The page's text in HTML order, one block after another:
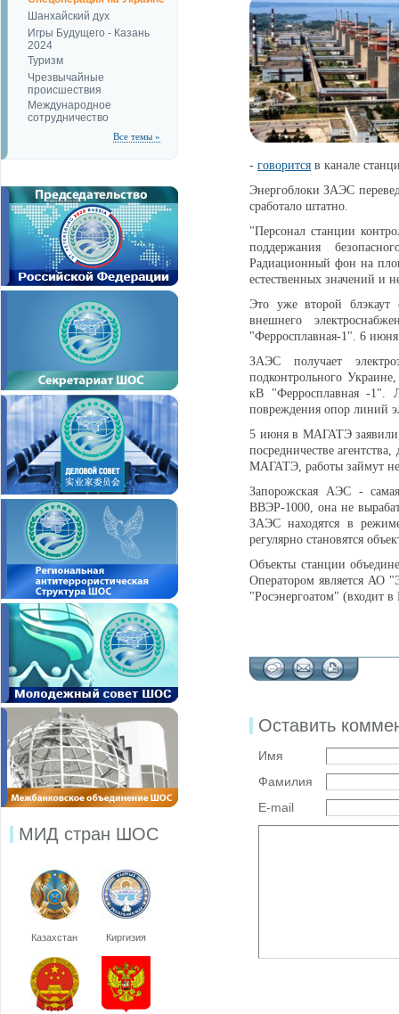
Шанхайский дух
Игры Будущего - Казань
2024
Туризм
Чрезвычайные
происшествия
Международное
сотрудничество
Все темы »
МИД стран ШОС
Казахстан Киргизия
- говорится в канале
Энергоблоки ЗАЭС
сработало штатно.
"Персонал станции
поддержания
Радиационный фон на
естественных значений и
Это уже второй
внешнего
"Ферросплавная-1". 6
ЗАЭС получает
подконтрольного
кВ "Ферросплавная -1".
повреждения опор линий
5 июня в МАГАТЭ
посредничестве
МАГАТЭ, работы займут
Запорожская АЭС -
ВВЭР-1000, она не
ЗАЭС находятся в
регулярно становятся
Объекты станции
Оператором является АО
"Росэнергоатом" (входит
Оставить
Имя
Фамилия
E-mail